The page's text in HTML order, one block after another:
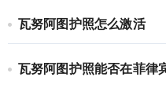
瓦努阿图护照怎么激活
瓦努阿图护照能否在菲律